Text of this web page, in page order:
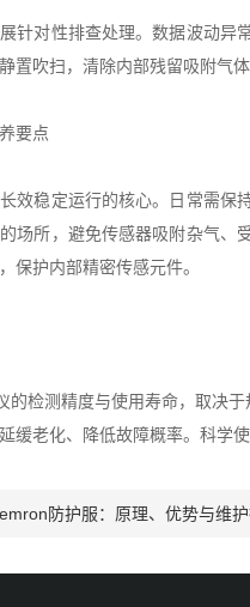
对性排查处理。数据波动异常
置吹扫，清除内部残留吸附气
要点
稳定运行的核心。日常需保持
场所，避免传感器吸附杂气、
保护内部精密传感元件。
测精度与使用寿命，取决于
缓老化、降低故障概率。科学
防护服：原理、优势与维